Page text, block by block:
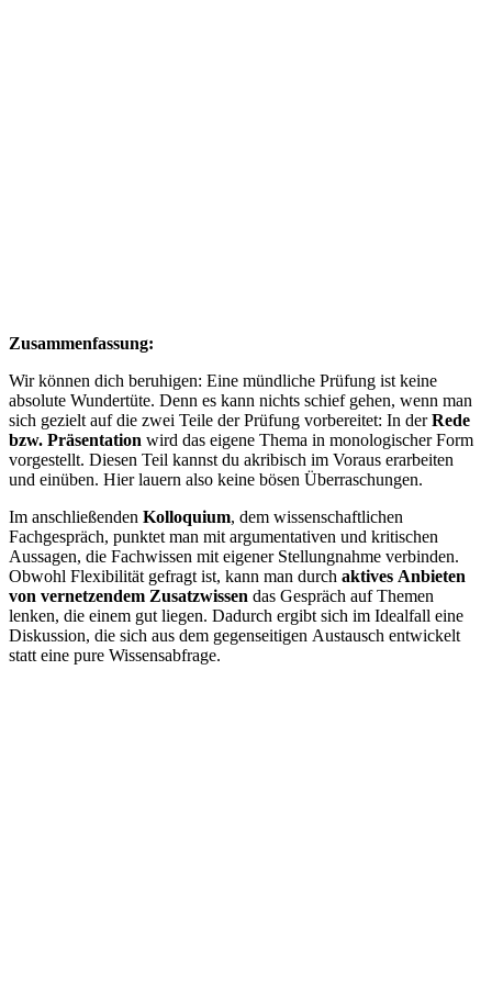
Zusammenfassung:
Wir können dich beruhigen: Eine mündliche Prüfung ist keine
absolute Wundertüte. Denn es kann nichts schief gehen, wenn man
sich gezielt auf die zwei Teile der Prüfung vorbereitet: In derRede
bzw. Präsentation wird das eigene Thema in monologischer Form
vorgestellt. Diesen Teil kannst du akribisch im Voraus erarbeiten
und einüben. Hier lauern also keine bösen Überraschungen.
Im anschließenden Kolloquium, dem wissenschaftlichen
Fachgespräch, punktet man mit argumentativen und kritischen
Aussagen, die Fachwissen mit eigener Stellungnahme verbinden.
Obwohl Flexibilität gefragt ist, kann man durch aktives Anbieten
von vernetzendem Zusatzwissen das Gespräch auf Themen
lenken, die einem gut liegen. Dadurch ergibt sich im Idealfall eine
Diskussion, die sich aus dem gegenseitigen Austausch entwickelt
statt eine pure Wissensabfrage.